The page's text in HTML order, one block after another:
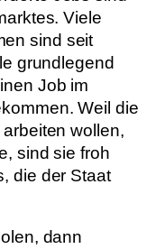
Viele
sind seit
grundlegend
Job im
Weil die
wollen,
sind sie froh
die der Staat
dann